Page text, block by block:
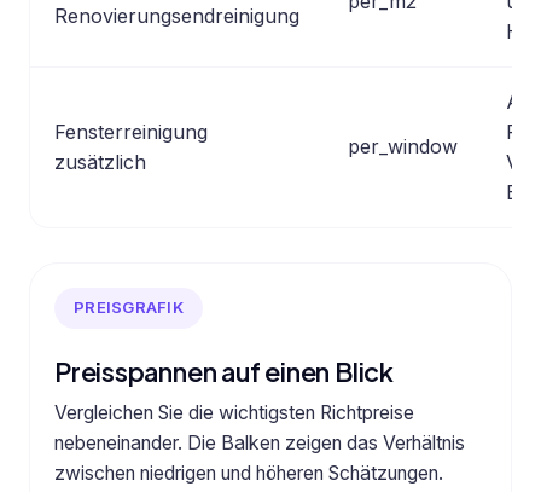
Renovierungsendreinigung
Fensterreinigung
zusätzlich
per_window
PREISGRAFIK
Preisspannen auf einen Blick
Vergleichen Sie die wichtigsten Richtpreise
nebeneinander. Die Balken zeigen das Verhältnis
zwischen niedrigen und höheren Schätzungen.